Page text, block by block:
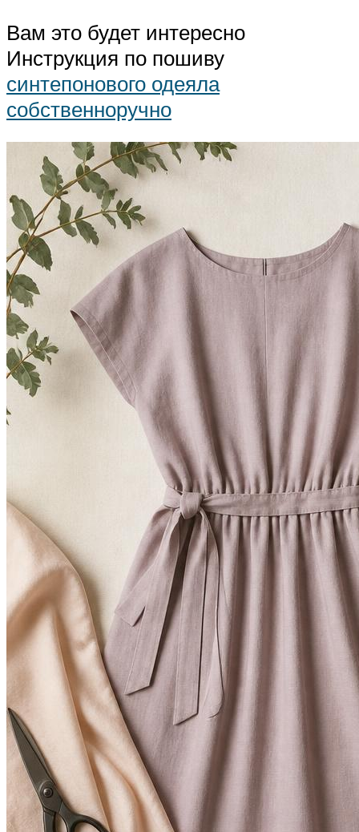
Вам это будет интересно
Инструкция по пошиву
синтепонового одеяла
собственноручно